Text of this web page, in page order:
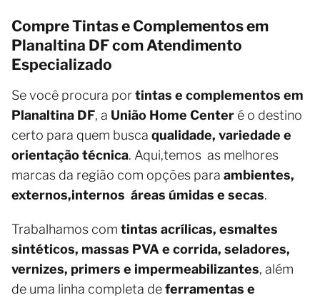
Compre Tintas e Complementos em
Planaltina DF com Atendimento
Especializado
Se você procura portintas e complementos em
Planaltina DF, a União Home Center é o destino
certo para quem busca qualidade, variedade e
orientação técnica. Aqui,temos as melhores
marcas da região com opções para ambientes,
externos,internos áreas úmidas e secas.
Trabalhamos com tintas acrílicas, esmaltes
sintéticos, massas PVA e corrida, seladores,
vernizes, primers e impermeabilizantes, além
de uma linha completa deferramentas e